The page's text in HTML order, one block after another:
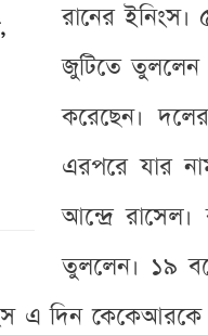
রানের ইনিংস।
জুটিতে তুললেন
করেছেন।
এরপরে যার
আন্দ্রে
তুললেন। ১৯
এ দিন কেকেআরকে